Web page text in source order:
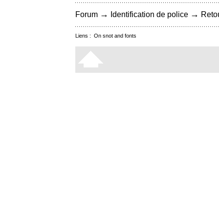
Forum → Identification de police →
Liens : On snot and fonts